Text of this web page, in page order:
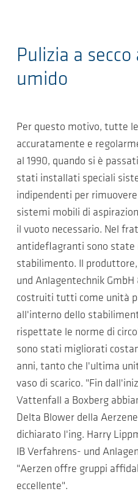
Pulizia a secco
umido
Per questo motivo, tutte
accuratamente e
al 1990, quando si è
stati installati speciali
indipendenti per
sistemi mobili di
il vuoto necessario. Nel
antideflagranti sono state
stabilimento. Il
und Anlagentechnik GmbH
costruiti tutti come unità
all'interno dello
rispettate le norme di
sono stati migliorati
anni, tanto che l'ultima
vaso di scarico. "Fin
Vattenfall a Boxberg
Delta Blower della
dichiarato l'ing. Harry
IB Verfahrens- und
"Aerzen offre gruppi
eccellente".